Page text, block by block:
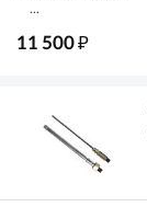
...
11 500₽